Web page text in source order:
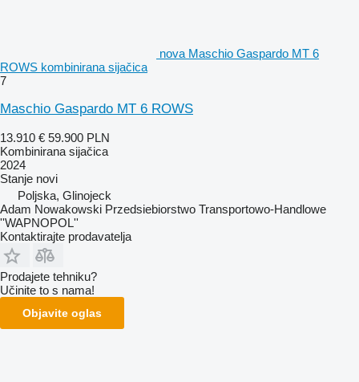
nova Maschio Gaspardo MT 6
ROWS kombinirana sijačica
7
Maschio Gaspardo MT 6 ROWS
13.910 € 59.900 PLN
Kombinirana sijačica
2024
Stanje novi
Poljska, Glinojeck
Adam Nowakowski Przedsiebiorstwo Transportowo-Handlowe
''WAPNOPOL''
Kontaktirajte prodavatelja
Prodajete tehniku?
Učinite to s nama!
Objavite oglas